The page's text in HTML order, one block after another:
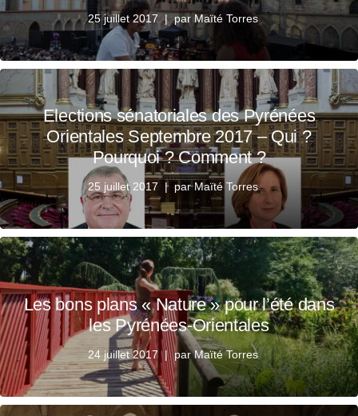
25 juillet 2017 par Maïté Torres
Elections sénatoriales des Pyrénées
Orientales Septembre 2017 – Qui ?
Pourquoi ? Comment ?
25 juillet 2017 parMaïté Torres
Les bons plans « Nature » pour l’été dans
les Pyrénées-Orientales
24 juillet 2017 parMaïté Torres